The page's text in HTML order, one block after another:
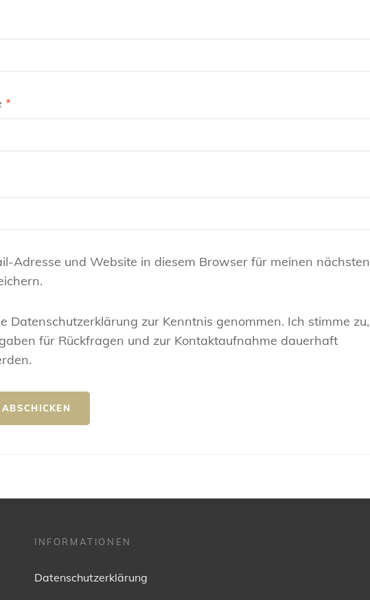
*
Adresse und Website in diesem Browser für meinen nächsten
Datenschutzerklärung zur Kenntnis genommen. Ich stimme zu,
für Rückfragen und zur Kontaktaufnahme dauerhaft
INFORMATIONEN
Datenschutzerklärung